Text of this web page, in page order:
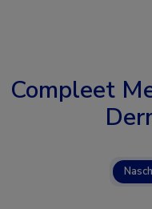
Compleet